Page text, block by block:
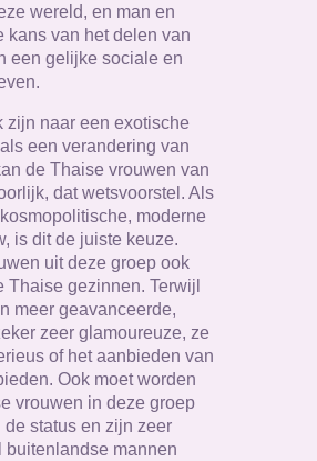
wereld, en man en
kans van het delen van
een gelijke sociale en
zijn naar een exotische
een verandering van
de Thaise vrouwen van
dat wetsvoorstel. Als
moderne
is dit de juiste keuze.
uit deze groep ook
Thaise gezinnen. Terwijl
meer geavanceerde,
zeer glamoureuze, ze
of het aanbieden van
Ook moet worden
vrouwen in deze groep
status en zijn zeer
buitenlandse mannen